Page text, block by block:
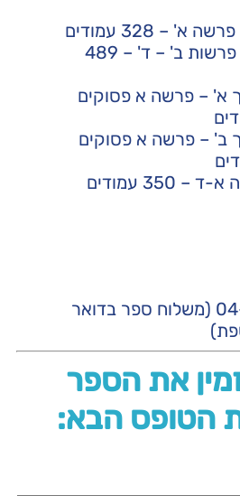
– 328 עמודים
קהלת כרך ב' – פרשות ב' – ד' – 489
א' – פרשה א פסוקים
ב' – פרשה א פסוקים
עמודים
עדי 04-9979708 (משלוח ספר בדואר
את הספר
הטופס הבא: